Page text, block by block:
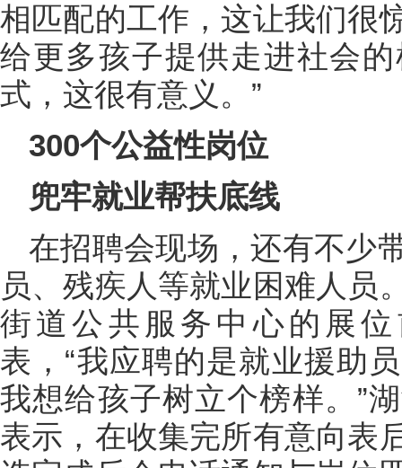
相匹配的工作，这让我们很
给更多孩子提供走进社会
式，这很有意义。”
300个公益性岗位
兜牢就业帮扶底线
在招聘会现场，还有不少
员、残疾人等就业困难人员
街道公共服务中心的展
表，“我应聘的是就业援助
我想给孩子树立个榜样。”
表示，在收集完所有意向表